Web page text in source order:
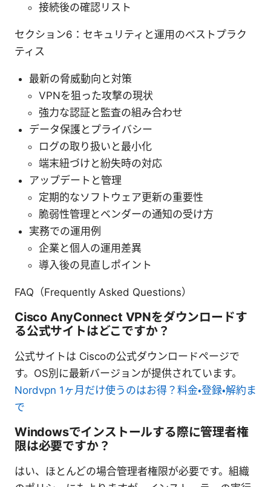
接続後の確認リスト
セクション6：セキュリティと運用のベストプラク
ティス
最新の脅威動向と対策
VPNを狙った攻撃の現状
強力な認証と監査の組み合わせ
データ保護とプライバシー
ログの取り扱いと最小化
端末紐づけと紛失時の対応
アップデートと管理
定期的なソフトウェア更新の重要性
脆弱性管理とベンダーの通知の受け方
実務での運用例
企業と個人の運用差異
導入後の見直しポイント
FAQ（Frequently Asked Questions）
Cisco AnyConnect VPNをダウンロードす
る公式サイトはどこですか？
公式サイトは Ciscoの公式ダウンロードページで
す。OS別に最新バージョンが提供されています。
Nordvpn 1ヶ月だけ使うのはお得？料金・登録・解約ま
で
Windowsでインストールする際に管理者権
限は必要ですか？
はい、ほとんどの場合管理者権限が必要です。組織